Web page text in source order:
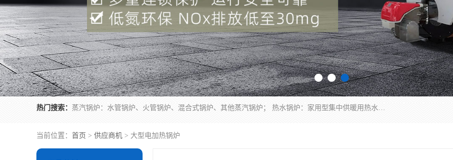
热门搜索： 蒸汽锅炉：水管锅炉、火管锅炉、混合式锅炉、其他蒸汽锅炉； 热水锅炉：家用型集中供暖用热水锅炉、其他热水锅炉； 有机热载体锅炉； 船用蒸汽锅炉； （锅炉用辅助设备及装置）蒸汽冷凝器：表面冷凝器、混合式冷凝器、空冷式冷凝器、其他蒸汽冷凝器； 锅炉用辅助设备：节热器、蒸汽收集器、蓄能器、烟垢清除器、气体回收器、泥渣刮除器、空气预热器、其他锅炉用辅助设备；
当前位置： 首页 > 供应商机 > 大型电加热锅炉